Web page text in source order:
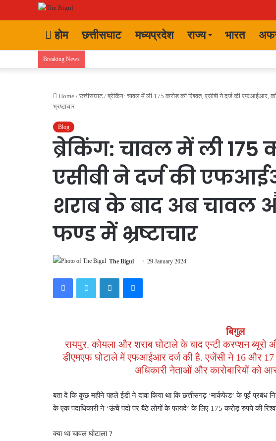
होम छत्तीसघाट मध्यप्रदेश राज्य भारत
Breaking News
Home / छत्तीसघाट / ब्रेकिंग: चावल में ली 175 करोड़ की रिश्वत, एसीबी ने दर्ज की
भ्रष्टाचार
Blog
ब्रेकिंग: चावल में ली 175
एसीबी ने दर्ज की
शराब के बाद अब चावल
फण्ड में भ्रष्टाचार
The Bigul 29 January 2024
FacebookTwitter LinkedInMessenger
बिगुल
रायपुर. कोयला और शराब घोटाले के बाद एन्टी करप्शन
डीएमएफ घोटाले में एफआईआर दर्ज की है. एजेंसी ने 16 और 17
अधिकारी नेताओं और कारोबारियों को
बता दें कि कुछ महीने पहले ईडी ने दावा किया था कि छत्तीसगढ़ ‘मार्कफेड’ के पूर्व
के एक पदाधिकारी ने ‘ऊंचे पदों पर बैठे लोगों के फायदे’ के लिए 175 करोड़ रुपये की
क्या था चावल घोटाला ?